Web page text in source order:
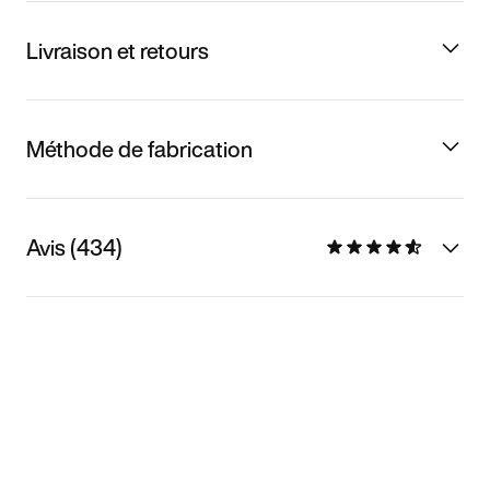
Livraison et retours
Méthode de fabrication
Avis (434)